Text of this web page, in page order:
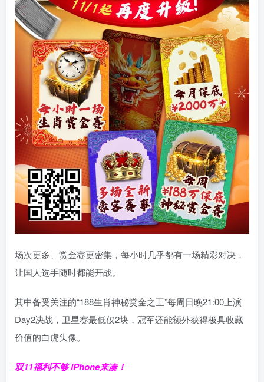
场次更多、赏金赛更密集，每小时几乎都有一场精彩对决，
让国人选手随时都能开战。
其中备受关注的“188生肖神秘赏金之王”每周日晚21:00上演
Day2决战，卫星赛最低仅2块，冠军还能额外获得极具收藏
价值的白虎头像。
双11福利不够 iPhone来凑！